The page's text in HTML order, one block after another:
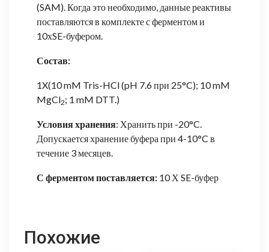
(SAM). Когда это необходимо, данные реактивы
поставляются в комплекте с ферментом и
10хSE-буфером.
Состав:
1X(10 mM Tris-HCl (pH 7.6 при 25°C); 10 mM
MgCl2; 1 mM DTT.)
Условия хранения: Хранить при -20°C.
Допускается хранение буфера при 4-10°C в
течение 3 месяцев.
С ферментом поставляется: 10 Х SE-буфер
Похожие